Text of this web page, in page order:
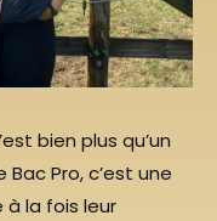
bien plus qu’un
Pro, c’est une
la fois leur